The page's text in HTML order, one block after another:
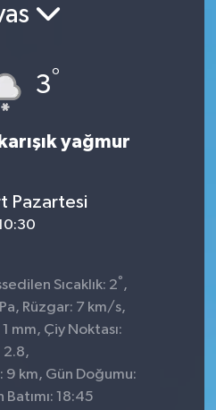
3°
yağmur
Pazartesi
Sıcaklık: 2° ,
Rüzgar: 7 km/s,
1 mm, Çiy Noktası:
2.8,
9 km, Gün Doğumu:
18:45